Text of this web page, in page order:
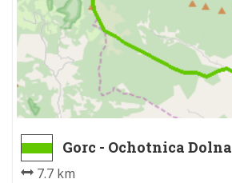
Gorc - Ochotnica Dolna
7.7 km